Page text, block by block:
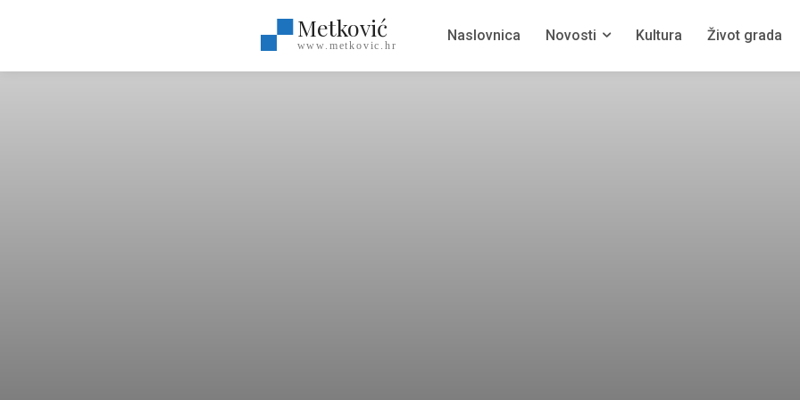
Metković
www.metkovic.hr
Naslovnica Novosti Kultura Život grada